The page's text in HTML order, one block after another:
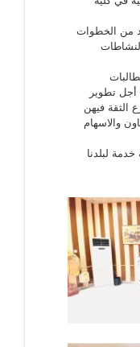
من الخطوات
أجل تطوير
الثقة فيهن
والاسهام
لبلدنا